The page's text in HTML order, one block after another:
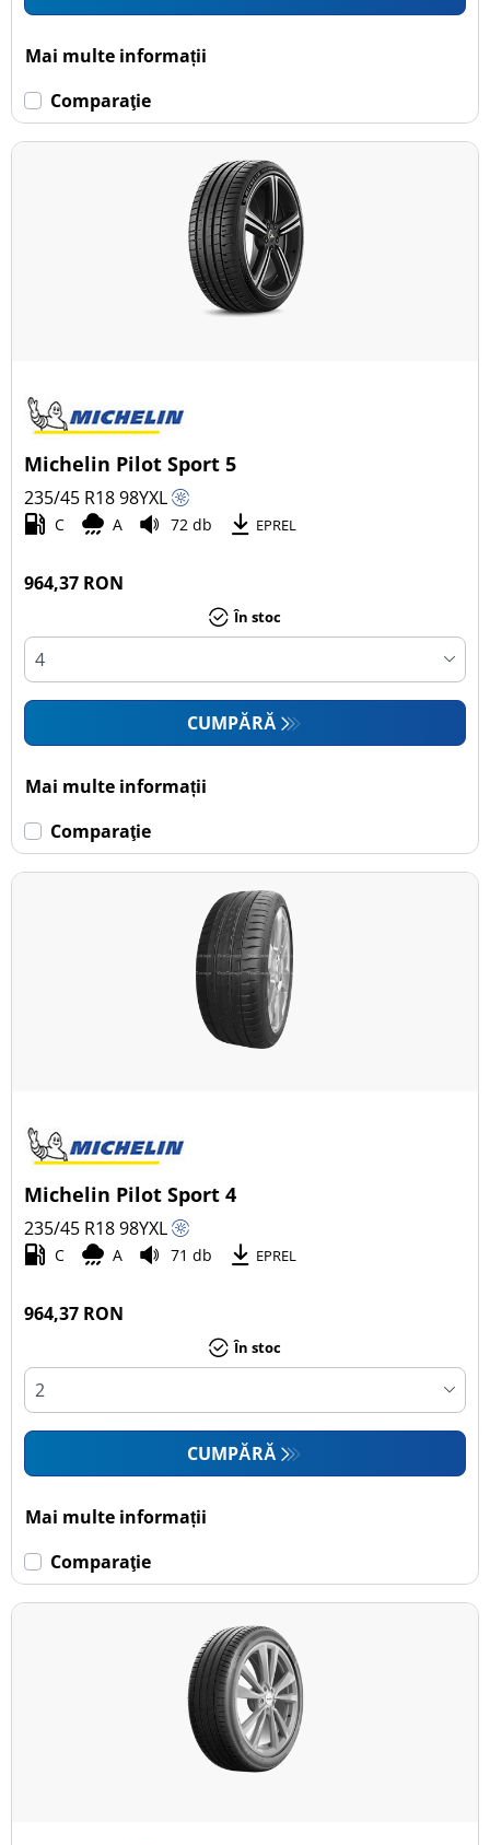
Mai multe informații
Comparaţie
Michelin Pilot Sport 5
235/45 R1898YXL
C A 72 db EPREL
964,37 RON
În stoc
CUMPĂRĂ
Mai multe informații
Comparaţie
Michelin Pilot Sport 4
235/45 R1898YXL
C A 71 db EPREL
964,37 RON
În stoc
CUMPĂRĂ
Mai multe informații
Comparaţie